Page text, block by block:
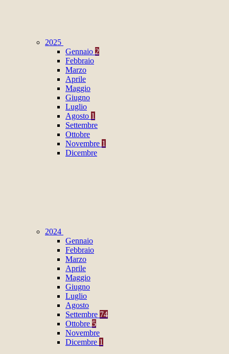
2025
Gennaio 2
Febbraio
Marzo
Aprile
Maggio
Giugno
Luglio
Agosto 1
Settembre
Ottobre
Novembre 1
Dicembre
2024
Gennaio
Febbraio
Marzo
Aprile
Maggio
Giugno
Luglio
Agosto
Settembre 74
Ottobre 5
Novembre
Dicembre 1